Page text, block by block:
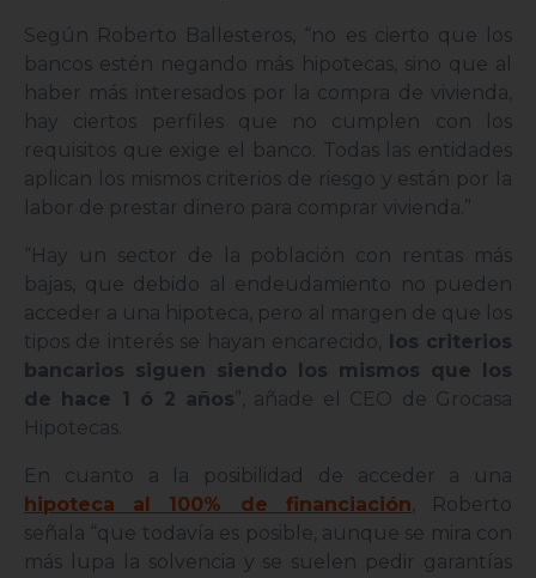
Según Roberto Ballesteros, “no es cierto que los
bancos estén negando más hipotecas, sino que al
haber más interesados por la compra de vivienda,
hay ciertos perfiles que no cumplen con los
requisitos que exige el banco. Todas las entidades
aplican los mismos criterios de riesgo y están por la
labor de prestar dinero para comprar vivienda.”
“Hay un sector de la población con rentas más
bajas, que debido al endeudamiento no pueden
acceder a una hipoteca, pero al margen de que los
tipos de interés se hayan encarecido,
los criterios
bancarios siguen siendo los mismos que los
de hace 1 ó 2 años”, añade el CEO de Grocasa
Hipotecas.
En cuanto a la posibilidad de acceder a una
hipoteca al 100% de financiación, Roberto
señala “que todavía es posible, aunque se mira con
más lupa la solvencia y se suelen pedir garantías